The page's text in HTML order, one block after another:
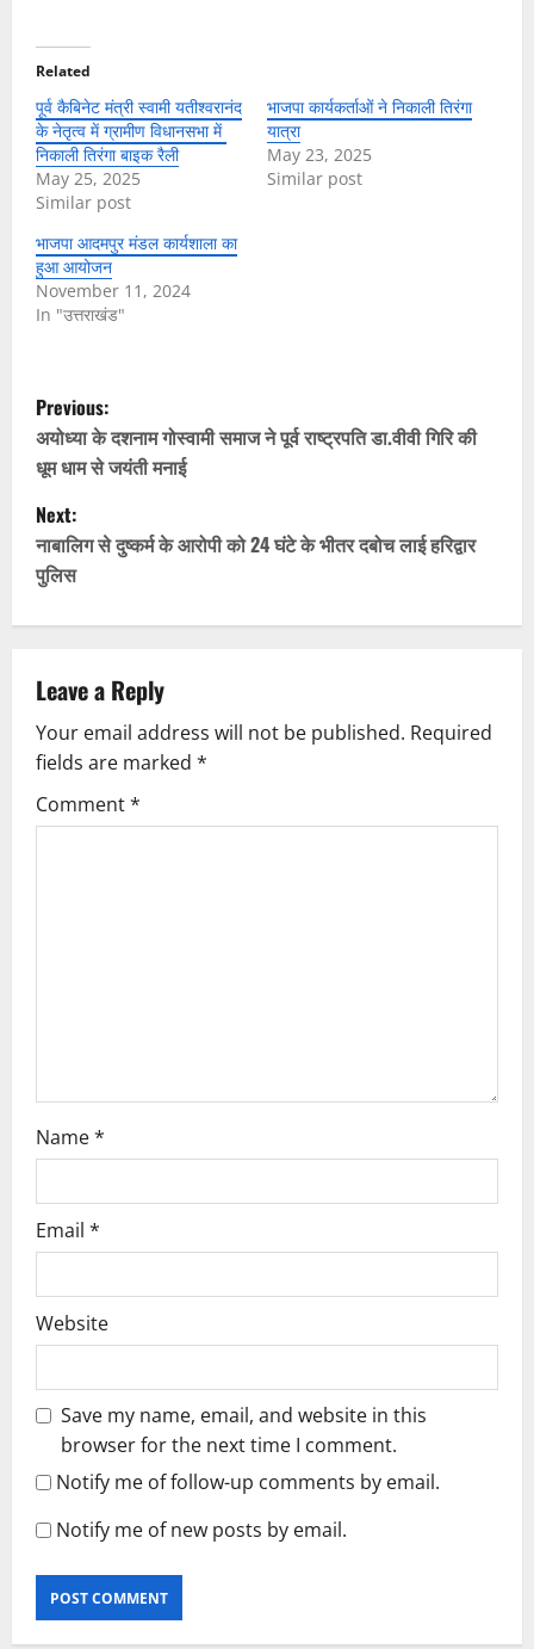
Related
पूर्व कैबिनेट मंत्री स्वामी यतीश्वरानंद
के नेतृत्व में ग्रामीण विधानसभा में
निकाली तिरंगा बाइक रैली
May 25, 2025
Similar post
भाजपा कार्यकर्ताओं ने निकाली तिरंगा
यात्रा
May 23, 2025
Similar post
भाजपा आदमपुर मंडल कार्यशाला का
हुआ आयोजन
November 11, 2024
In "उत्तराखंड"
P
o
s
t
n
v
i
g
Previous:
अयोध्या के दशनाम गोस्वामी समाज ने पूर्व राष्ट्रपति डा.वीवी गिरि की
धूम धाम से जयंती मनाई
Next:
नाबालिग से दुष्कर्म के आरोपी को 24 घंटे के भीतर दबोच लाई हरिद्वार
पुलिस
Leave a Reply
Your email address will not be published. Required
fields are marked *
Comment*
Name*
Email *
Website
Save my name, email, and website in this
browser for the next time I comment.
Notify me of follow-up comments by email.
Notify me of new posts by email.